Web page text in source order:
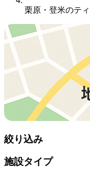
栗原・登米のテ
絞り込み
施設タイプ